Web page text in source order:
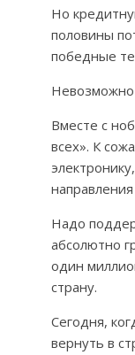
Но
половины
победные
Невозможно
Вместе с
всех». К
Надо
абсолютно
один
страну.
Сегодня,
вернуть в